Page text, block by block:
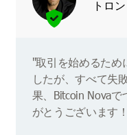
トロ
"取引を始めるため
したが、すべて失
果、Bitcoin Nova
がとうございます